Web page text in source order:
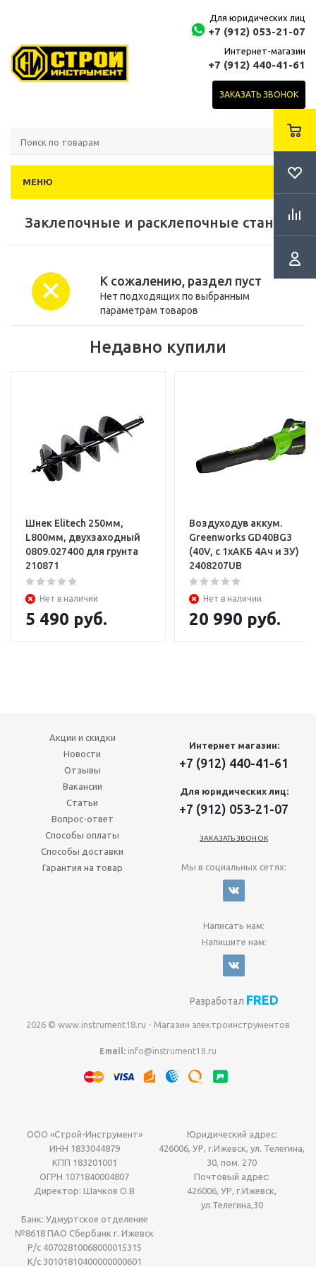
Для юридических лиц
+7 (912) 053-21-07
Интернет-магазин
+7 (912) 440-41-61
ЗАКАЗАТЬ ЗВОНОК
МЕНЮ
Заклепочные и расклепочные станки
К сожалению, раздел пуст
Нет подходящих по выбранным
параметрам товаров
Недавно купили
Шнек Elitech 250мм,
L800мм, двухзаходный
0809.027400 для грунта
210871
Нет в наличии
5 490 руб.
Воздуходув аккум.
Greenworks GD40BG3
(40V, с 1хАКБ 4Ач и ЗУ)
2408207UB
Нет в наличии
20 990 руб.
Акции и скидки
Новости
Отзывы
Вакансии
Статьи
Вопрос-ответ
Способы оплаты
Способы доставки
Гарантия на товар
Интернет магазин:
+7 (912) 440-41-61
Для юридических лиц:
+7 (912) 053-21-07
ЗАКАЗАТЬ ЗВОНОК
Мы в социальных сетях:
Написать нам:
Напишите нам:
Разработал FRED
2026 © www.instrument18.ru - Магазин электроинструментов
Email: info@instrument18.ru
ООО «Строй-Инструмент»
ИНН 1833044879
КПП 183201001
ОГРН 1071840004807
Директор: Шачков О.В
Юридический адрес:
426006, УР, г.Ижевск, ул. Телегина,
30, пом. 270
Почтовый адрес:
426006, УР, г.Ижевск,
ул.Телегина,30
Банк: Удмуртское отделение
№8618 ПАО Сбербанк г. Ижевск
Р/с 40702810068000015315
К/с 30101810400000000601